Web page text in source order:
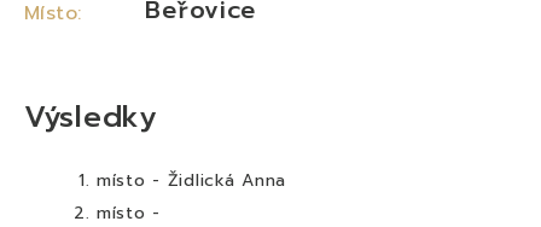
Místo: Beřovice
Výsledky
místo - Židlická Anna
místo -